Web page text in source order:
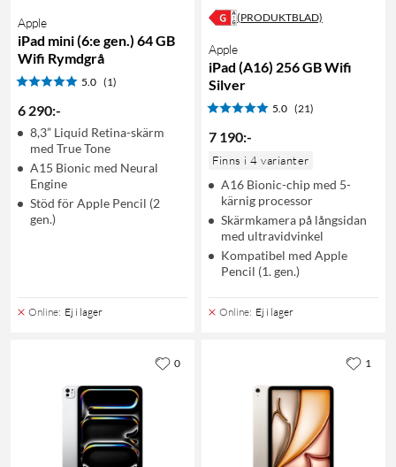
Apple
iPad mini (6:e gen.) 64 GB
Wifi Rymdgrå
5.0 (1)
6 290:-
8,3” Liquid Retina-skärm
med True Tone
A15 Bionic med Neural
Engine
Stöd för Apple Pencil (2
gen.)
Online: Ej i lager
(PRODUKTBLAD)
Apple
iPad (A16) 256 GB Wifi
Silver
5.0 (21)
7 190:-
Finns i 4 varianter
A16 Bionic-chip med 5-
kärnig processor
Skärmkamera på långsidan
med ultravidvinkel
Kompatibel med Apple
Pencil (1. gen.)
Online: Ej i lager
0 1